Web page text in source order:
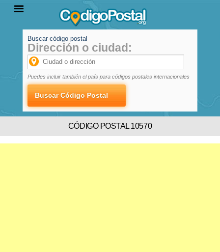
PROVINCIAS
LOCALIDADES
Buscar código postal
Dirección o ciudad:
Puedes incluir también el país para códigos postales internacionales
CÓDIGO POSTAL 10570